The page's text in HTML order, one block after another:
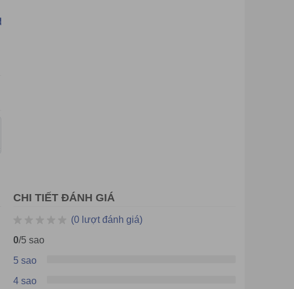
CHI TIẾT ĐÁNH GIÁ
(0 lượt đánh giá)
0/5 sao
5 sao
4 sao